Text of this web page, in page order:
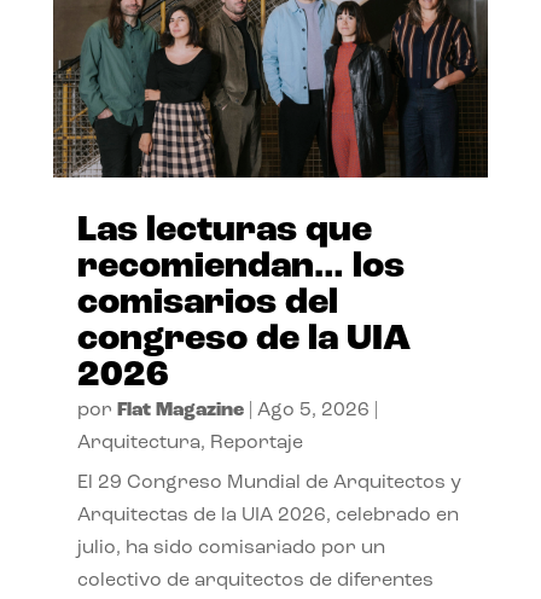
Las lecturas que
recomiendan… los
comisarios del
congreso de la UIA
2026
por Flat Magazine| Ago 5, 2026
Arquitectura, Reportaje
El 29 Congreso Mundial de Arquitectos y
Arquitectas de la UIA 2026, celebrado en
julio, ha sido comisariado por un
colectivo de arquitectos de diferentes